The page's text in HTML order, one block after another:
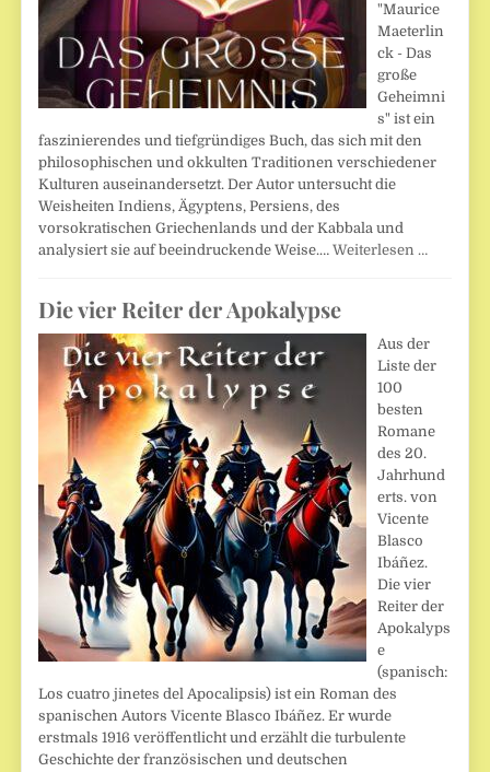
"Maurice
Maeterlin
ck - Das
große
Geheimni
s" ist ein
faszinierendes und tiefgründiges Buch, das sich mit den
philosophischen und okkulten Traditionen verschiedener
Kulturen auseinandersetzt. Der Autor untersucht die
Weisheiten Indiens, Ägyptens, Persiens, des
vorsokratischen Griechenlands und der Kabbala und
analysiert sie auf beeindruckende Weise.…Weiterlesen …
Die vier Reiter der Apokalypse
Aus der
Liste der
100
besten
Romane
des 20.
Jahrhund
erts. von
Vicente
Blasco
Ibáñez.
Die vier
Reiter der
Apokalyps
e
(spanisch:
Los cuatro jinetes del Apocalipsis) ist ein Roman des
spanischen Autors Vicente Blasco Ibáñez. Er wurde
erstmals 1916 veröffentlicht und erzählt die turbulente
Geschichte der französischen und deutschen